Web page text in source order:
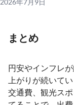
まとめ
円安やインフレ
上がりが続いて
交通費、観光ス